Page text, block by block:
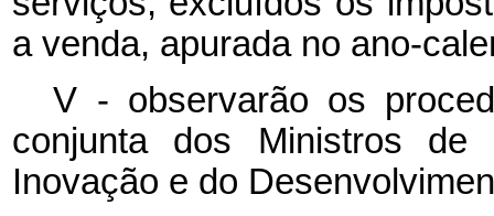
a venda, apurada no ano-
V - observarão os
conjunta dos Ministros de
Inovação e do